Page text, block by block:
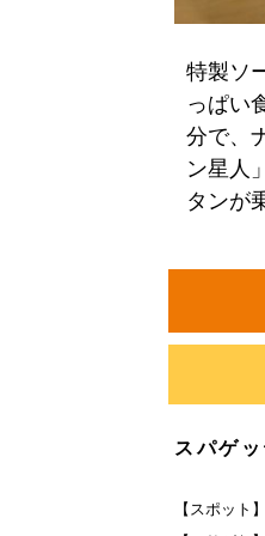
特製ソ
っぱい
分で、
ン星人
タンが
スパゲ
【スポット